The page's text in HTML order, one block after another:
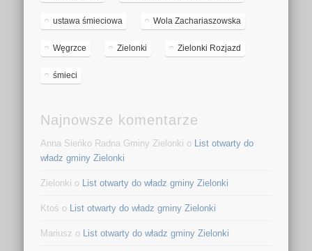
ustawa śmieciowa Wola Zachariaszowska
Węgrzce Zielonki Zielonki Rozjazd
śmieci
Najnowsze komentarze
Anna Sieńko Radna Gminy Zielonki o List otwarty do
władz gminy Zielonki
Zielonki o List otwarty do władz gminy Zielonki
Ktoś o List otwarty do władz gminy Zielonki
Mariusz o List otwarty do władz gminy Zielonki